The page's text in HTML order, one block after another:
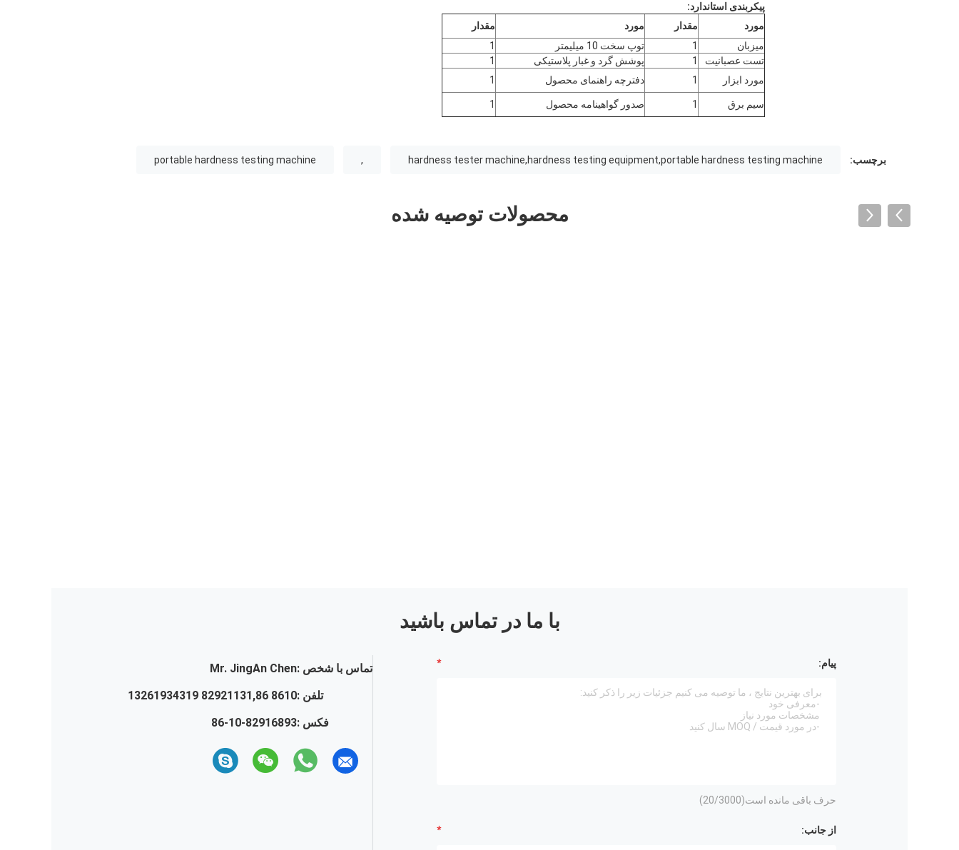
پیکربندی استاندارد:
مورد
مقدار مورد
مقدار
میزبان
1 توپ سخت 10 میلیمتر
1
تست عصبانیت
1 پوشش گرد و غبار پلاستیکی
1
مورد ابزار
1 دفترچه راهنمای محصول 1
سیم برق 1 صدور گواهینامه محصول 1
برچسب: hardness tester machine,hardness testing equipment,portable hardness testing machine
,
portable hardness testing machine
محصولات توصیه شده
با ما در تماس باشید
تماس با شخص :Mr. JingAn Chen
تلفن :8610 82921131,86 13261934319
فکس :86-10-82916893
پیام:
حرف باقی مانده است( 20/3000)
از جانب: